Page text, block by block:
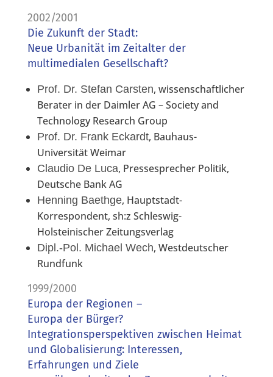
2002/2001
Die Zukunft der Stadt:
Neue Urbanität im Zeitalter der
multimedialen Gesellschaft?
Prof. Dr. Stefan Carsten, wissenschaftlicher
Berater in der Daimler AG – Society and
Technology Research Group
Prof. Dr. Frank Eckardt, Bauhaus-
Universität Weimar
Claudio De Luca, Pressesprecher Politik,
Deutsche Bank AG
Henning Baethge, Hauptstadt-
Korrespondent, sh:z Schleswig-
Holsteinischer Zeitungsverlag
Dipl.-Pol. Michael Wech, Westdeutscher
Rundfunk
1999/2000
Europa der Regionen –
Europa der Bürger?
Integrationsperspektiven zwischen Heimat
und Globalisierung: Interessen,
Erfahrungen und Ziele